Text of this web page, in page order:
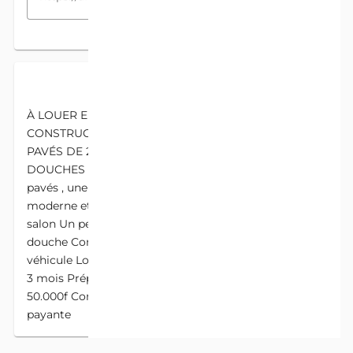
À LOUER ENTRÉE PERSONNELLE NOUVELLE
CONSTRUCTION À CALAVI KPOTO PROCHE DES
PAVÉS DE 2 CHAMBRES SALON SANITAIRE, AVEC 2
DOUCHES Disponible à Calavi KPOTA proche des
pavés , une entrée personnelle avec plafond
moderne et jeux de lumières de 02 chambres Un
salon Un petit couloir Chaque chambre avec sa
douche Compteurs personnels Accès pour un
véhicule Loyer mensuel 80.000f Conditions Avances
3 mois Prépayés 3 mois Caution Eau Électricité
50.000f Commission immobilière 1 mois Visite
payante